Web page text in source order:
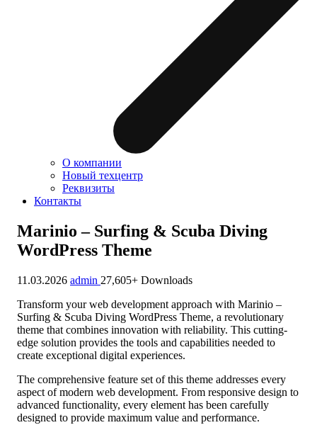
О компании
Новый техцентр
Реквизиты
Контакты
Marinio – Surfing & Scuba Diving
WordPress Theme
11.03.2026 admin 27,605+ Downloads
Transform your web development approach with Marinio –
Surfing & Scuba Diving WordPress Theme, a revolutionary
theme that combines innovation with reliability. This cutting-
edge solution provides the tools and capabilities needed to
create exceptional digital experiences.
The comprehensive feature set of this theme addresses every
aspect of modern web development. From responsive design to
advanced functionality, every element has been carefully
designed to provide maximum value and performance.